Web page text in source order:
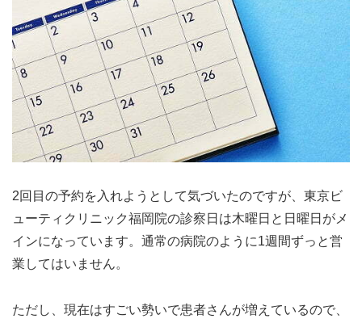
2回目の予約を入れようとして気づいたのですが、東京ビ
ューティクリニック福岡院の診察日は木曜日と日曜日がメ
インになっています。通常の病院のように1週間ずっと営
業してはいません。
ただし、現在はすごい勢いで患者さんが増えているので、